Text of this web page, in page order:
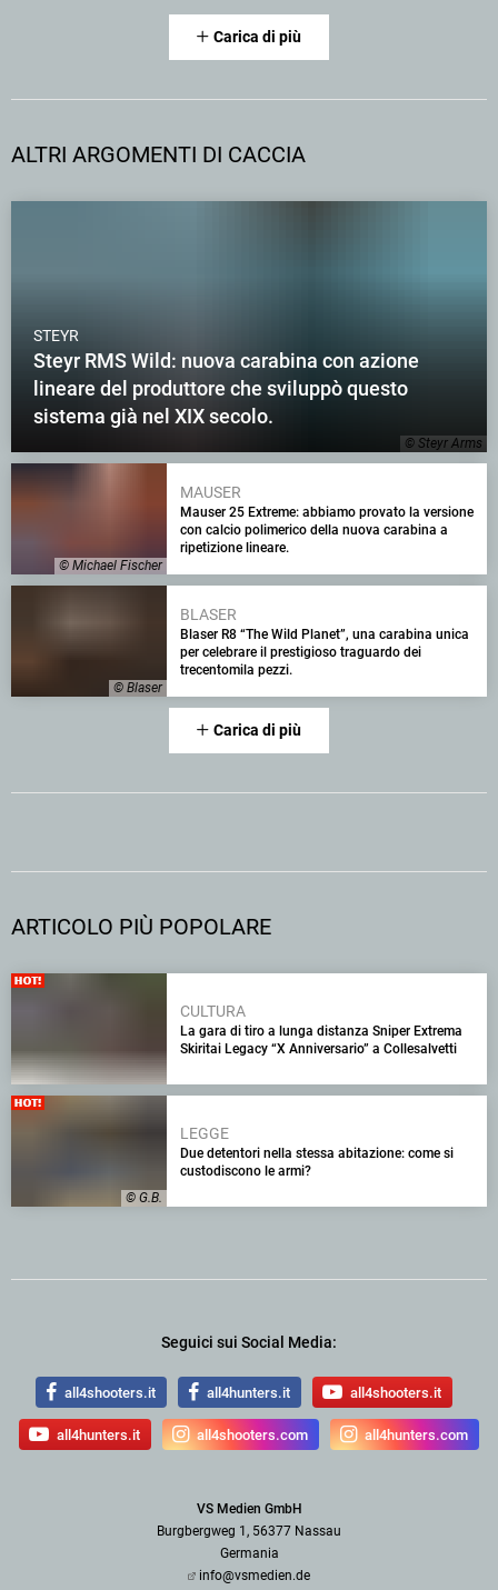
Carica di più
ALTRI ARGOMENTI DI CACCIA
© Steyr Arms
STEYR
Steyr RMS Wild: nuova carabina con azione
lineare del produttore che sviluppò questo
sistema già nel XIX secolo.
© Michael Fischer
MAUSER
Mauser 25 Extreme: abbiamo provato la versione
con calcio polimerico della nuova carabina a
ripetizione lineare.
© Blaser
BLASER
Blaser R8 “The Wild Planet”, una carabina unica
per celebrare il prestigioso traguardo dei
trecentomila pezzi.
Carica di più
ARTICOLO PIÙ POPOLARE
CULTURA
La gara di tiro a lunga distanza Sniper Extrema
Skiritai Legacy “X Anniversario” a Collesalvetti
© G.B.
LEGGE
Due detentori nella stessa abitazione: come si
custodiscono le armi?
Seguici sui Social Media:
all4shooters.it all4hunters.it all4shooters.it
all4hunters.it all4shooters.com all4hunters.com
VS Medien GmbH
Burgbergweg 1, 56377 Nassau
Germania
info@vsmedien.de